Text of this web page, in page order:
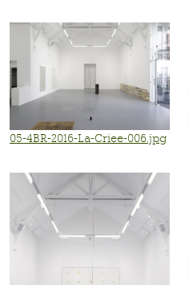
05-4BR-2016-La-Criee-006.jpg